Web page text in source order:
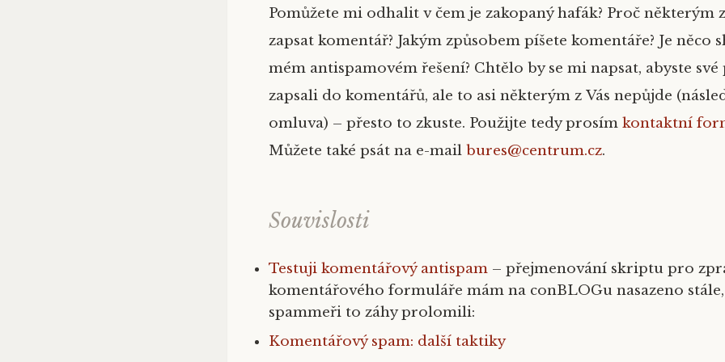
Pomůžete mi odhalit v čem je zakopaný hafák? Proč některým
zapsat komentář? Jakým způsobem píšete komentáře? Je něco
mém antispamovém řešení? Chtělo by se mi napsat, abyste své
zapsali do komentářů, ale to asi některým z Vás nepůjde
omluva) – přesto to zkuste. Použijte tedy prosím kontaktní
Můžete také psát na e-mail bures@centrum.cz.
Souvislosti
Testuji komentářový antispam – přejmenování skriptu pro
komentářového formuláře mám na conBLOGu nasazeno
spammeři to záhy prolomili:
Komentářový spam: další taktiky